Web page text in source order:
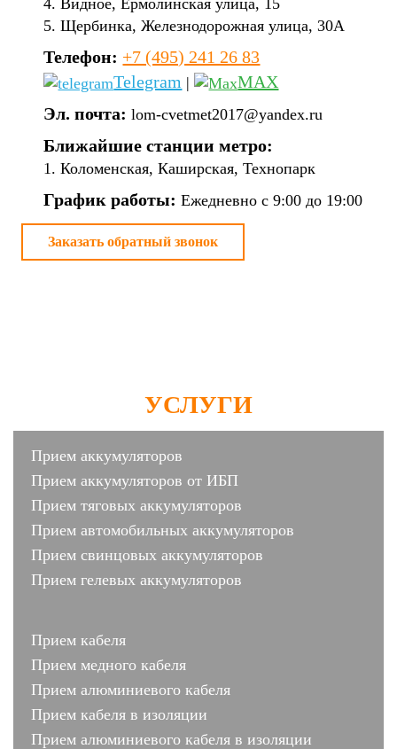
4. Видное, Ермолинская улица, 15
5. Щербинка, Железнодорожная улица, 30А
Телефон: +7 (495) 241 26 83
Telegram |
MAX
Эл. почта: lom-cvetmet2017@yandex.ru
Ближайшие станции метро:
1. Коломенская, Каширская, Технопарк
График работы: Ежедневно с 9:00 до 19:00
Заказать обратный звонок
УСЛУГИ
Прием аккумуляторов
Прием аккумуляторов от ИБП
Прием тяговых аккумуляторов
Прием автомобильных аккумуляторов
Прием свинцовых аккумуляторов
Прием гелевых аккумуляторов
Прием кабеля
Прием медного кабеля
Прием алюминиевого кабеля
Прием кабеля в изоляции
Прием алюминиевого кабеля в изоляции